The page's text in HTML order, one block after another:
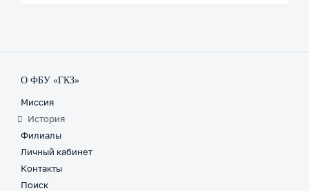
О ФБУ «ГКЗ»
Миссия
История
Филиалы
Личный кабинет
Контакты
Поиск